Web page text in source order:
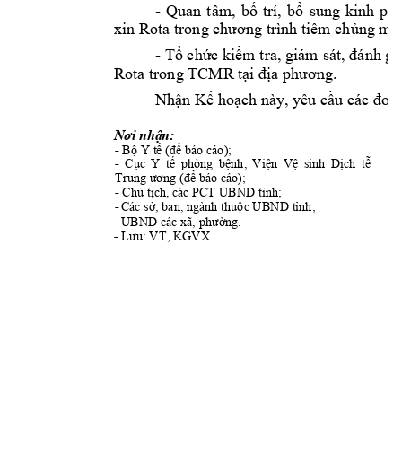
- Quan tâm, bố trí, bổ sung kinh
xin Rota trong chương trình tiêm chủng mở
- Tổ chức kiểm tra, giám sát, đánh
Rota trong TCMR tại địa phương.
Nhận Kế hoạch này, yêu cầu các đơn
Nơi nhận:
- Bộ Y tế (để báo cáo);
- Cục Y tế phòng bệnh, Viện Vệ sinh Dịch tễ
Trung ương (để báo cáo);
- Chủ tịch, các PCT UBND tỉnh;
-Các sở, ban, ngành thuộc UBND tỉnh;
-UBND các xã, phường.
- Lưu: VT, KGVX.